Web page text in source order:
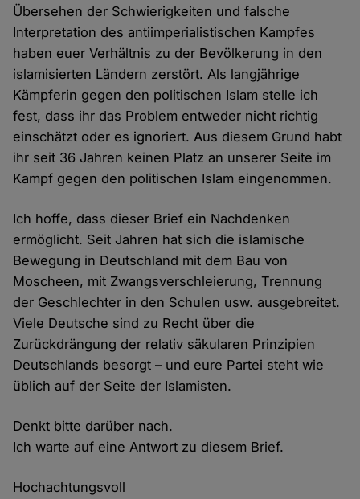
Übersehen der Schwierigkeiten und falsche
Interpretation des antiimperialistischen Kampfes
haben euer Verhältnis zu der Bevölkerung in den
islamisierten Ländern zerstört. Als langjährige
Kämpferin gegen den politischen Islam stelle ich
fest, dass ihr das Problem entweder nicht richtig
einschätzt oder es ignoriert. Aus diesem Grund habt
ihr seit 36 Jahren keinen Platz an unserer Seite im
Kampf gegen den politischen Islam eingenommen.
Ich hoffe, dass dieser Brief ein Nachdenken
ermöglicht. Seit Jahren hat sich die islamische
Bewegung in Deutschland mit dem Bau von
Moscheen, mit Zwangsverschleierung, Trennung
der Geschlechter in den Schulen usw. ausgebreitet.
Viele Deutsche sind zu Recht über die
Zurückdrängung der relativ säkularen Prinzipien
Deutschlands besorgt – und eure Partei steht wie
üblich auf der Seite der Islamisten.
Denkt bitte darüber nach.
Ich warte auf eine Antwort zu diesem Brief.
Hochachtungsvoll